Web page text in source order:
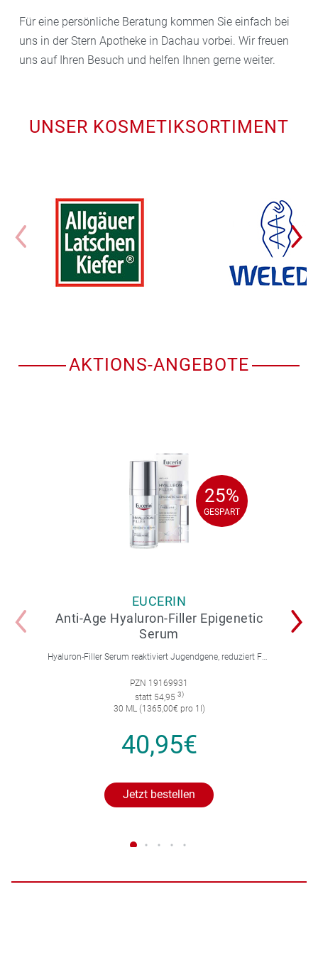
Für eine persönliche Beratung kommen Sie einfach bei
uns in der Stern Apotheke in Dachau vorbei. Wir freuen
uns auf Ihren Besuch und helfen Ihnen gerne weiter.
UNSER KOSMETIKSORTIMENT
AKTIONS-ANGEBOTE
25%
GESPART
25%
GESPART
EUCERIN
Anti-Age Hyaluron-Filler Epigenetic
Serum
Hyaluron-Filler Serum reaktiviert Jugendgene, reduziert Falten und feine Linien, spendet intensive Feuchtigkeit und strafft die Gesichtskonturen.
PZN 19169931
statt 54,95 3)
30 ML (1365,00€ pro 1l)
40,95€
Jetzt bestellen